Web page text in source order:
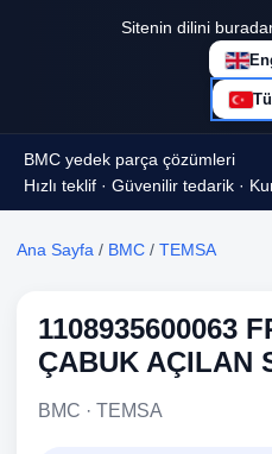
Sitenin dilini
BMC yedek parça çözümleri
Hızlı teklif · Güvenilir tedarik ·
Ana Sayfa / BMC / TEMSA
1108935600063
ÇABUK AÇILAN
BMC · TEMSA